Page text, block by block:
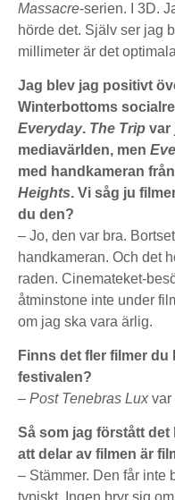
Massacre-serien. I 3D.
hörde det. Själv ser jag
millimeter är det
Jag blev jag positivt
Winterbottoms
Everyday. The Trip var
mediavärlden, men
med handkameran
Heights. Vi såg ju
du den?
– Jo, den var bra.
handkameran. Och det
raden. Cinemateket-
åtminstone inte under
om jag ska vara ärlig.
Finns det fler filmer
festivalen?
– Post Tenebras Lux var
Så som jag förstått
att delar av filmen är
– Stämmer. Den får inte
typiskt. Ingen bryr sig